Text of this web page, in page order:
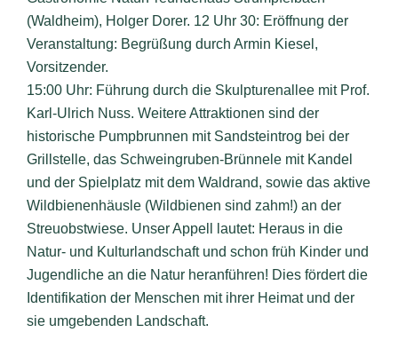
(Waldheim), Holger Dorer. 12 Uhr 30: Eröffnung der
Veranstaltung: Begrüßung durch Armin Kiesel,
Vorsitzender.
15:00 Uhr: Führung durch die Skulpturenallee mit Prof.
Karl-Ulrich Nuss. Weitere Attraktionen sind der
historische Pumpbrunnen mit Sandsteintrog bei der
Grillstelle, das Schweingruben-Brünnele mit Kandel
und der Spielplatz mit dem Waldrand, sowie das aktive
Wildbienenhäusle (Wildbienen sind zahm!) an der
Streuobstwiese. Unser Appell lautet: Heraus in die
Natur- und Kulturlandschaft und schon früh Kinder und
Jugendliche an die Natur heranführen! Dies fördert die
Identifikation der Menschen mit ihrer Heimat und der
sie umgebenden Landschaft.